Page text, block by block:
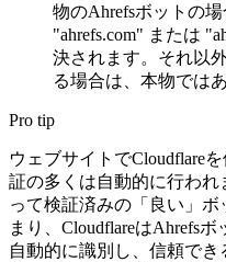
物のAhrefsボットの
"ahrefs.com" または
決されます。それ以
る場合は、本物では
Pro tip
ウェブサイトでCloudflare
証の多くは自動的に行われ
って検証済みの「良い」
まり、CloudflareはAhrefs
自動的に識別し、信頼で